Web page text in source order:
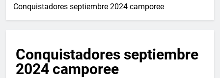
Conquistadores septiembre 2024 camporee
Conquistadores septiembre
2024 camporee